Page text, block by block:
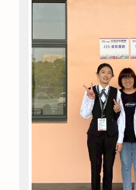
拉
飯
店〉
中